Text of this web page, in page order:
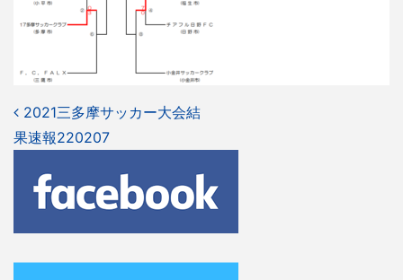
投
稿
ナ
ビ
ゲ
ー
2021三多摩サッカー大会結
果速報220207